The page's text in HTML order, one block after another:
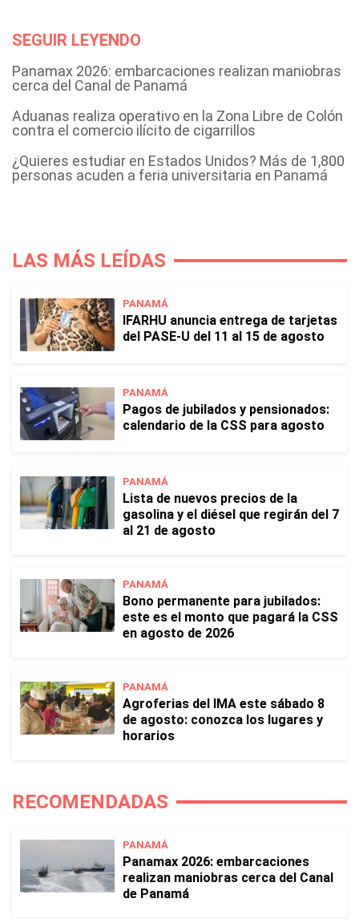
SEGUIR LEYENDO
Panamax 2026: embarcaciones realizan maniobras
cerca del Canal de Panamá
Aduanas realiza operativo en la Zona Libre de Colón
contra el comercio ilícito de cigarrillos
¿Quieres estudiar en Estados Unidos? Más de 1,800
personas acuden a feria universitaria en Panamá
LAS MÁS LEÍDAS
PANAMÁ
IFARHU anuncia entrega de tarjetas
del PASE-U del 11 al 15 de agosto
PANAMÁ
Pagos de jubilados y pensionados:
calendario de la CSS para agosto
PANAMÁ
Lista de nuevos precios de la
gasolina y el diésel que regirán del 7
al 21 de agosto
PANAMÁ
Bono permanente para jubilados:
este es el monto que pagará la CSS
en agosto de 2026
PANAMÁ
Agroferias del IMA este sábado 8
de agosto: conozca los lugares y
horarios
RECOMENDADAS
PANAMÁ
Panamax 2026: embarcaciones
realizan maniobras cerca del Canal
de Panamá